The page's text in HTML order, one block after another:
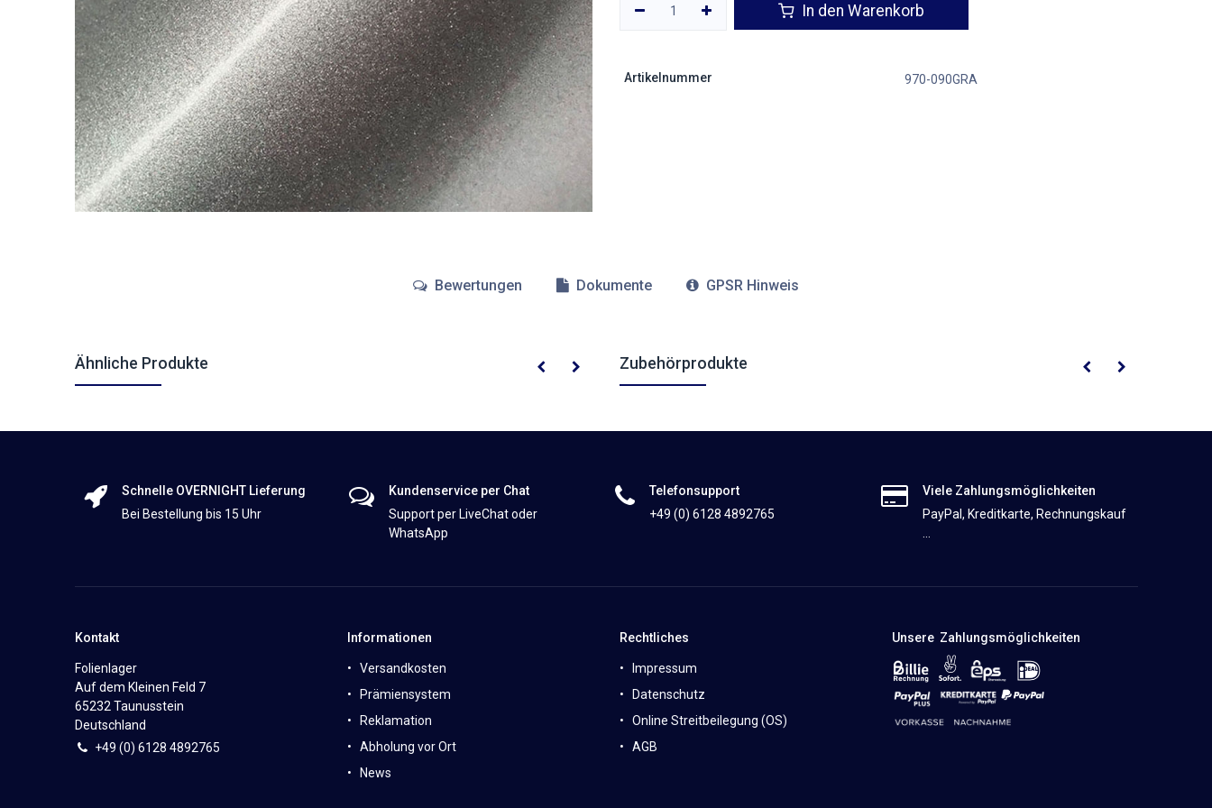
In den Warenkorb
Artikelnummer 970-090GRA
Bewertungen Dokumente GPSR Hinweis
Ähnliche Produkte Zubehörprodukte
Schnelle OVERNIGHT Lieferung
Bei Bestellung bis 15 Uhr
Kundenservice per Chat
Support per LiveChat oder
WhatsApp
Telefonsupport
+49 (0) 6128 4892765
Viele Zahlungsmöglichkeiten
PayPal, Kreditkarte, Rechnungskauf
Kontakt
Folienlager
Auf dem Kleinen Feld 7
65232 Taunusstein
Deutschland
+49 (0) 6128 4892765
Informationen
Versandkosten
Prämiensystem
Reklamation
Abholung vor Ort
News
Rechtliches
Impressum
Datenschutz
Online Streitbeilegung (OS)
AGB
Unsere Zahlungsmöglichkeiten